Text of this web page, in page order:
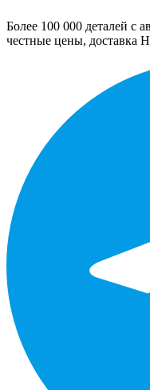
Более 100 000 деталей с
честные цены, доставка